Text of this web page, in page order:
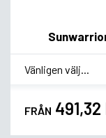
* Smakvariant
FRÅN 491,32